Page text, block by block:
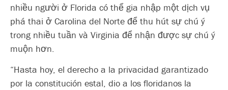
nhiều người ở Florida có thể gia nhập một dịch vụ
phá thai ở Carolina del Norte để thu hút sự chú ý
trong nhiều tuần và Virginia để nhận được sự chú ý
muộn hơn.
“Hasta hoy, el derecho a la privacidad garantizado
por la constitución estal, dio a los floridanos la